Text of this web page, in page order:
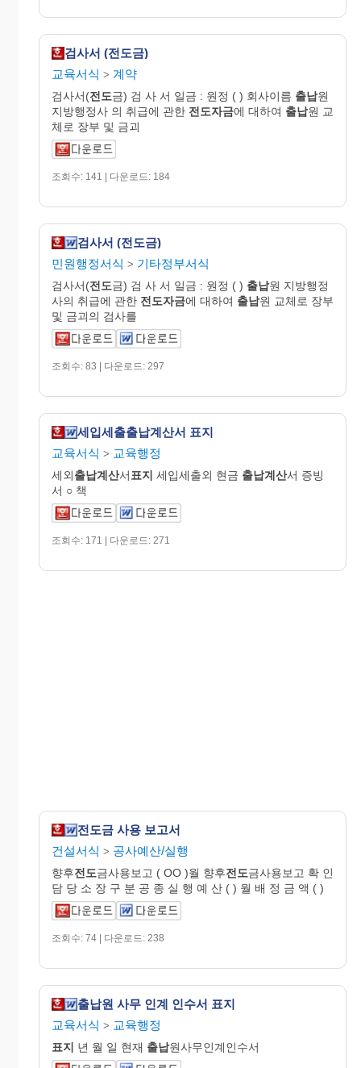
검사서 (전도금)
교육서식 > 계약
검사서(전도금) 검 사 서 일금 : 원정 ( ) 회사이름 출납원
지방행정사 의 취급에 관한 전도자금에 대하여 출납원 교
체로 장부 및 금괴
조회수: 141 | 다운로드: 184
검사서 (전도금)
민원행정서식 > 기타정부서식
검사서(전도금) 검 사 서 일금 : 원정 ( ) 출납원 지방행정
사의 취급에 관한 전도자금에 대하여 출납원 교체로 장부
및 금괴의 검사를
조회수: 83 | 다운로드: 297
세입세출출납계산서 표지
교육서식 > 교육행정
세외출납계산서 표지 세입세출외 현금 출납계산서 증빙
서 ○ 책
조회수: 171 | 다운로드: 271
전도금 사용 보고서
건설서식 > 공사예산/실행
향후전도금사용보고 ( OO )월 향후전도금사용보고 확 인
담 당 소 장 구 분 공 종 실 행 예 산 ( ) 월 배 정 금 액 ( )
조회수: 74 | 다운로드: 238
출납원 사무 인계 인수서 표지
교육서식 > 교육행정
표지 년 월 일 현재 출납원사무인계인수서